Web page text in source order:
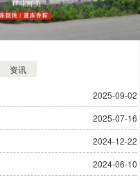
资讯
2025-09-02
2025-07-16
2024-12-22
2024-06-10